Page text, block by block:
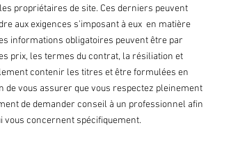
propriétaires de site. Ces derniers peuvent
aux exigences s’imposant à eux en matière
informations obligatoires peuvent être par
prix, les termes du contrat, la résiliation et
contenir les titres et être formulées en
vous assurer que vous respectez pleinement
de demander conseil à un professionnel afin
vous concernent spécifiquement.